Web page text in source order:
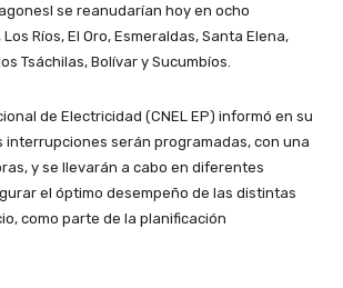
se reanudarían hoy en ocho
Ríos, El Oro, Esmeraldas, Santa Elena,
Tsáchilas, Bolívar y Sucumbíos.
de Electricidad (CNEL EP) informó en su
interrupciones serán programadas, con una
y se llevarán a cabo en diferentes
el óptimo desempeño de las distintas
como parte de la planificación